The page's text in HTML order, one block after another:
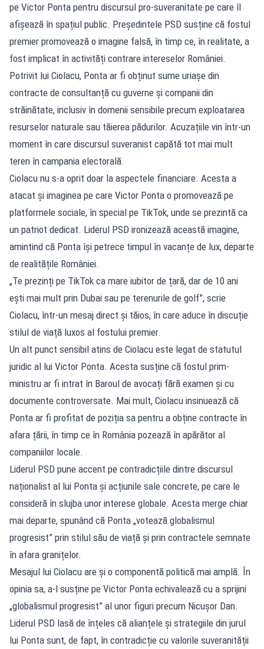
pe Victor Ponta pentru discursul pro-suveranitate pe care îl
afișează în spațiul public. Președintele PSD susține că fostul
premier promovează o imagine falsă, în timp ce, în realitate, a
fost implicat în activități contrare intereselor României.
Potrivit lui Ciolacu, Ponta ar fi obținut sume uriașe din
contracte de consultanță cu guverne și companii din
străinătate, inclusiv în domenii sensibile precum exploatarea
resurselor naturale sau tăierea pădurilor. Acuzațiile vin într-un
moment în care discursul suveranist capătă tot mai mult
teren în campania electorală.
Ciolacu nu s-a oprit doar la aspectele financiare. Acesta a
atacat și imaginea pe care Victor Ponta o promovează pe
platformele sociale, în special pe TikTok, unde se prezintă ca
un patriot dedicat. Liderul PSD ironizează această imagine,
amintind că Ponta își petrece timpul în vacanțe de lux, departe
de realitățile României.
„Te prezinți pe TikTok ca mare iubitor de țară, dar de 10 ani
ești mai mult prin Dubai sau pe terenurile de golf”, scrie
Ciolacu, într-un mesaj direct și tăios, în care aduce în discuție
stilul de viață luxos al fostului premier.
Un alt punct sensibil atins de Ciolacu este legat de statutul
juridic al lui Victor Ponta. Acesta susține că fostul prim-
ministru ar fi intrat în Baroul de avocați fără examen și cu
documente controversate. Mai mult, Ciolacu insinuează că
Ponta ar fi profitat de poziția sa pentru a obține contracte în
afara țării, în timp ce în România pozează în apărător al
companiilor locale.
Liderul PSD pune accent pe contradicțiile dintre discursul
naționalist al lui Ponta și acțiunile sale concrete, pe care le
consideră în slujba unor interese globale. Acesta merge chiar
mai departe, spunând că Ponta „votează globalismul
progresist” prin stilul său de viață și prin contractele semnate
în afara granițelor.
Mesajul lui Ciolacu are și o componentă politică mai amplă. În
opinia sa, a-l susține pe Victor Ponta echivalează cu a sprijini
„globalismul progresist” al unor figuri precum Nicușor Dan.
Liderul PSD lasă de înțeles că alianțele și strategiile din jurul
lui Ponta sunt, de fapt, în contradicție cu valorile suveranității